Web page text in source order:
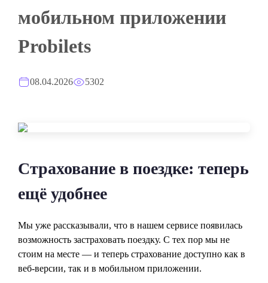
мобильном приложении
Probilets
08.04.2026 5302
Страхование в поездке: теперь
ещё удобнее
Мы уже рассказывали, что в нашем сервисе появилась
возможность застраховать поездку. С тех пор мы не
стоим на месте — и теперь страхование доступно как в
веб-версии, так и в мобильном приложении.